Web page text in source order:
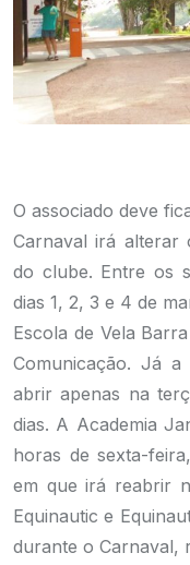
O associado deve
Carnaval irá alterar
do clube. Entre os
dias 1, 2, 3 e 4 de
Escola de Vela
Comunicação. Já a
abrir apenas na
dias. A Academia
horas de sexta-
em que irá reabrir
Equinautic e
durante o Carnaval,